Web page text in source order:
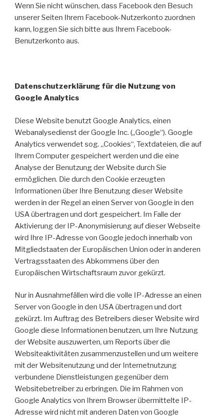
Wenn Sie nicht wünschen, dass Facebook den Besuch
unserer Seiten Ihrem Facebook-Nutzerkonto zuordnen
kann, loggen Sie sich bitte aus Ihrem Facebook-
Benutzerkonto aus.
Datenschutzerklärung für die Nutzung von
Google Analytics
Diese Website benutzt Google Analytics, einen
Webanalysedienst der Google Inc. („Google“). Google
Analytics verwendet sog. „Cookies“, Textdateien, die auf
Ihrem Computer gespeichert werden und die eine
Analyse der Benutzung der Website durch Sie
ermöglichen. Die durch den Cookie erzeugten
Informationen über Ihre Benutzung dieser Website
werden in der Regel an einen Server von Google in den
USA übertragen und dort gespeichert. Im Falle der
Aktivierung der IP-Anonymisierung auf dieser Webseite
wird Ihre IP-Adresse von Google jedoch innerhalb von
Mitgliedstaaten der Europäischen Union oder in anderen
Vertragsstaaten des Abkommens über den
Europäischen Wirtschaftsraum zuvor gekürzt.
Nur in Ausnahmefällen wird die volle IP-Adresse an einen
Server von Google in den USA übertragen und dort
gekürzt. Im Auftrag des Betreibers dieser Website wird
Google diese Informationen benutzen, um Ihre Nutzung
der Website auszuwerten, um Reports über die
Websiteaktivitäten zusammenzustellen und um weitere
mit der Websitenutzung und der Internetnutzung
verbundene Dienstleistungen gegenüber dem
Websitebetreiber zu erbringen. Die im Rahmen von
Google Analytics von Ihrem Browser übermittelte IP-
Adresse wird nicht mit anderen Daten von Google